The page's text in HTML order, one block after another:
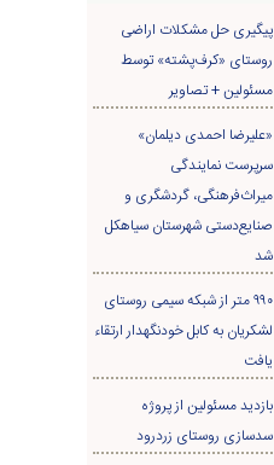
پیگیری حل مشکلات اراضی
روستای «کرف‌پشته» توسط
مسئولین + تصاویر
«علیرضا احمدی دیلمان»
سرپرست نمایندگی
میراث‌فرهنگی، گردشگری و
صنایع‌دستی شهرستان سیاهکل
شد
۹۹۰ متر از شبکه سیمی روستای
لشکریان به کابل خودنگهدار ارتقاء
یافت
بازدید مسئولین از پروژه
سدسازی روستای زردرود